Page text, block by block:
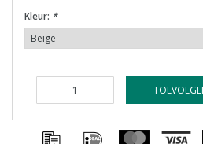
Kleur: *